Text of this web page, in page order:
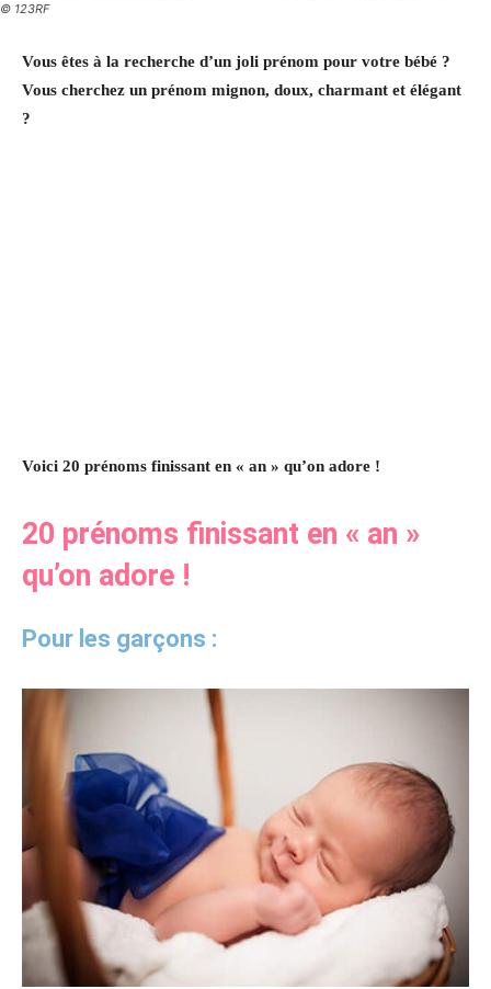
© 123RF
Vous êtes à la recherche d’un joli prénom pour votre bébé ?
Vous cherchez un prénom mignon, doux, charmant et élégant
?
Voici 20 prénoms finissant en « an » qu’on adore !
20 prénoms finissant en « an »
qu’on adore !
Pour les garçons :